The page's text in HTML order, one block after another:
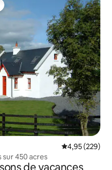
plus appréciés
Évaluation
4,95 (229)
sur 450 acres